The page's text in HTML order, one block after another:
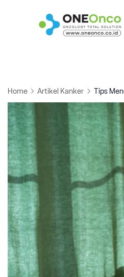
Home Artikel Kanker Tips